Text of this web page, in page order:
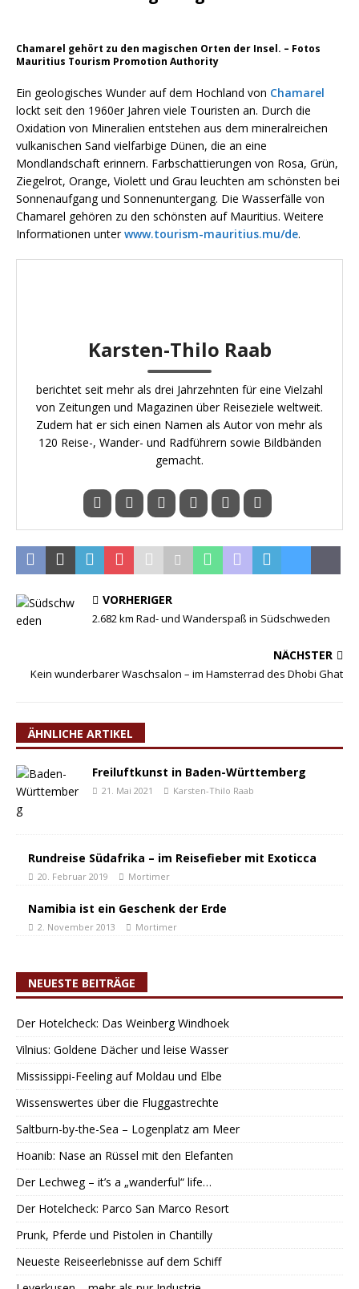
Chamarel gehört zu den magischen Orten der Insel. – Fotos
Mauritius Tourism Promotion Authority
Ein geologisches Wunder auf dem Hochland von Chamarel
lockt seit den 1960er Jahren viele Touristen an. Durch die
Oxidation von Mineralien entstehen aus dem mineralreichen
vulkanischen Sand vielfarbige Dünen, die an eine
Mondlandschaft erinnern. Farbschattierungen von Rosa, Grün,
Ziegelrot, Orange, Violett und Grau leuchten am schönsten bei
Sonnenaufgang und Sonnenuntergang. Die Wasserfälle von
Chamarel gehören zu den schönsten auf Mauritius. Weitere
Informationen unterwww.tourism-mauritius.mu/de.
Karsten-Thilo Raab
berichtet seit mehr als drei Jahrzehnten für eine Vielzahl
von Zeitungen und Magazinen über Reiseziele weltweit.
Zudem hat er sich einen Namen als Autor von mehr als
120 Reise-, Wander- und Radführern sowie Bildbänden
gemacht.
VORHERIGER
2.682 km Rad- und Wanderspaß in Südschweden
NÄCHSTER
Kein wunderbarer Waschsalon – im Hamsterrad des Dhobi Ghat
ÄHNLICHE ARTIKEL
Freiluftkunst in Baden-Württemberg
21. Mai 2021 Karsten-Thilo Raab
Rundreise Südafrika – im Reisefieber mit Exoticca
20. Februar 2019 Mortimer
Namibia ist ein Geschenk der Erde
2. November 2013 Mortimer
NEUESTE BEITRÄGE
Der Hotelcheck: Das Weinberg Windhoek
Vilnius: Goldene Dächer und leise Wasser
Mississippi-Feeling auf Moldau und Elbe
Wissenswertes über die Fluggastrechte
Saltburn-by-the-Sea – Logenplatz am Meer
Hoanib: Nase an Rüssel mit den Elefanten
Der Lechweg – it’s a „wanderful“ life…
Der Hotelcheck: Parco San Marco Resort
Prunk, Pferde und Pistolen in Chantilly
Neueste Reiseerlebnisse auf dem Schiff